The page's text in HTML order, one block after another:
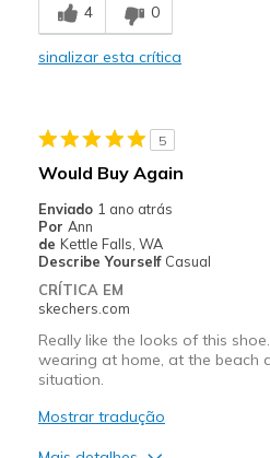
Contras
Need Break In
Sizing
View On Shoes
Shoes are
4 0
sinalizar esta crítica
5
Would Buy Again
Enviado 1 ano atrás
Por Ann
de Kettle Falls, WA
Describe Yourself Casual
CRÍTICA EM
skechers.com
Really like the looks of this
wearing at home, at the beach
situation.
Mostrar tradução